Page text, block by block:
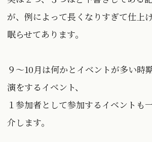
が、例によって長くなりすぎて仕上
眠らせてあります。
９〜10月は何かとイベントが多い時
演をするイベント、
１参加者として参加するイベントも
介します。